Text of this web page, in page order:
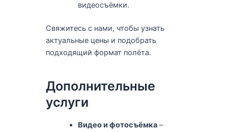
видеосъёмки.
Свяжитесь с нами, чтобы узнать
актуальные цены и подобрать
подходящий формат полёта.
Дополнительные
услуги
Видео и фотосъёмка –